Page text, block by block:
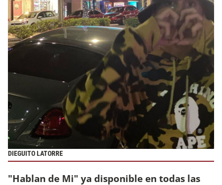
DIEGUITO LATORRE
"Hablan de Mi" ya disponible en todas las